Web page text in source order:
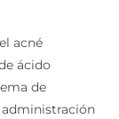
acné
ácido
de